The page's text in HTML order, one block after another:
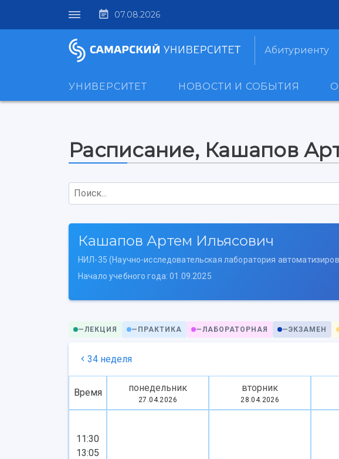
07.08.2026
Абитуриенту
УНИВЕРСИТЕТ НОВОСТИ И СОБЫТИЯ
Расписание, Кашапов
Поиск...
Кашапов Артем Ильясович
НИЛ-35 (Научно-исследовательская лаборатория
Начало учебного года: 01.09.2025
—ЛЕКЦИЯ — ПРАКТИКА —ЛАБОРАТОРНАЯ —ЭКЗАМЕН
34 неделя
Время понедельник
27.04.2026
вторник
28.04.2026
11:30
13:05